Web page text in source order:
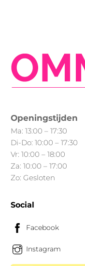
optie
kan
gekozen
de
productpagina
Openingstijden
Ma: 13:00 – 17:30
Di-Do: 10:00 – 17:30
Vr: 10:00 – 18:00
Za: 10:00 – 17:00
Zo: Gesloten
Social
Facebook
Instagram